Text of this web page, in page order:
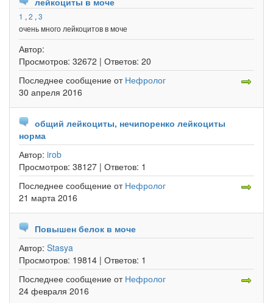
1 , 2 , 3
очень много лейкоцитов в моче
Автор:
Просмотров: 32672 | Ответов: 20
Последнее сообщение от Нефролог
30 апреля 2016
общий лейкоциты, нечипоренко лейкоциты
норма
Автор: irob
Просмотров: 38127 | Ответов: 1
Последнее сообщение от Нефролог
21 марта 2016
Повышен белок в моче
Автор: Stasya
Просмотров: 19814 | Ответов: 1
Последнее сообщение от Нефролог
24 февраля 2016